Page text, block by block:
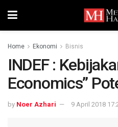
Home Ekonomi Bisnis
INDEF :
Economics”
by Noer Azhari 9 April 2018